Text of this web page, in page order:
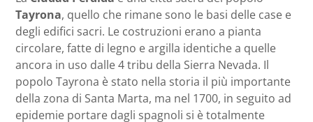
Tayrona, quello che rimane sono le basi delle case e
degli edifici sacri. Le costruzioni erano a pianta
circolare, fatte di legno e argilla identiche a quelle
ancora in uso dalle 4 tribu della Sierra Nevada. Il
popolo Tayrona è stato nella storia il più importante
della zona di Santa Marta, ma nel 1700, in seguito ad
epidemie portare dagli spagnoli si è totalmente